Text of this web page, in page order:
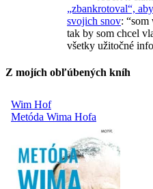
„zbankrotoval“,
svojich snov: “som
tak by som chcel
všetky užitočné
Z mojích obľúbených kníh